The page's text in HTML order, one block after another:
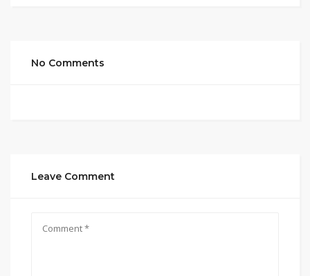
No Comments
Leave Comment